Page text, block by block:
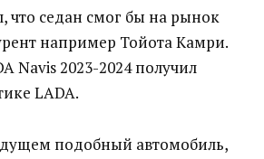
что седан смог бы на рынок
например Тойота Камри.
Navis 2023-2024 получил
LADA.
подобный автомобиль,